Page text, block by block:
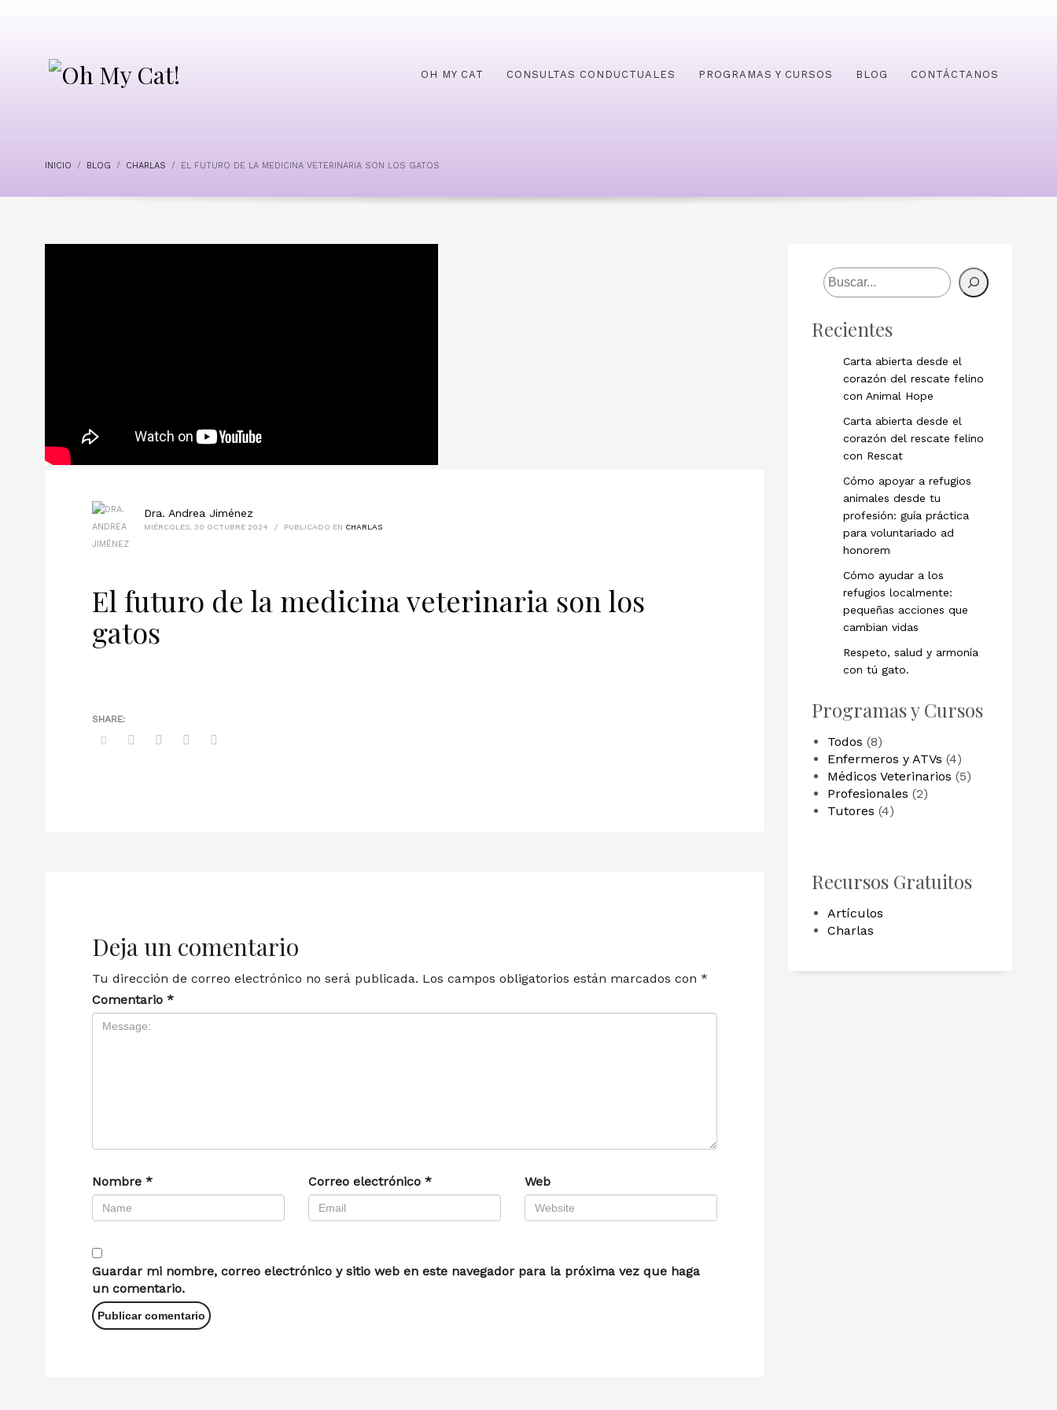
OH MY CAT CONSULTAS CONDUCTUALES PROGRAMAS Y CURSOS BLOG CONTÁCTANOS
INICIO BLOG CHARLAS EL FUTURO DE LA MEDICINA VETERINARIA SON LOS GATOS
Dra. Andrea Jiménez
MIÉRCOLES, 30 OCTUBRE 2024 / PUBLICADO EN CHARLAS
El futuro de la medicina veterinaria son los
gatos
Deja un comentario
Tu dirección de correo electrónico no será publicada. Los campos obligatorios están marcados con *
Comentario *
Nombre * Correo electrónico * Web
Guardar mi nombre, correo electrónico y sitio web en este navegador para la próxima vez que haga
un comentario.
Buscar
Recientes
Carta abierta desde el
corazón del rescate felino
con Animal Hope
Carta abierta desde el
corazón del rescate felino
con Rescat
Cómo apoyar a refugios
animales desde tu
profesión: guía práctica
para voluntariado ad
honorem
Cómo ayudar a los
refugios localmente:
pequeñas acciones que
cambian vidas
Respeto, salud y armonía
con tú gato.
Programas y Cursos
Todos 88
products
Enfermeros y ATVs 44
products
Médicos Veterinarios 55
Profesionales 22
Tutores 44
Recursos Gratuitos
Artículos
Charlas